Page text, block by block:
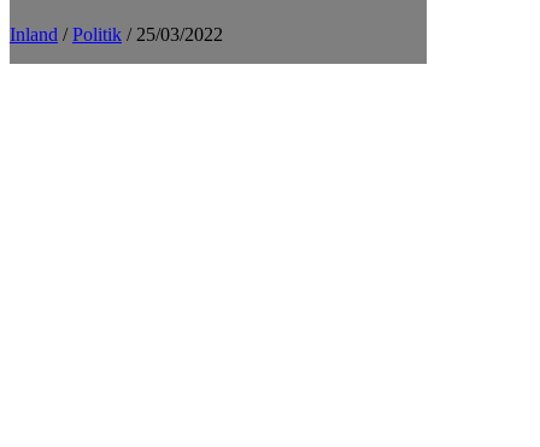
Inland /Politik / 25/03/2022